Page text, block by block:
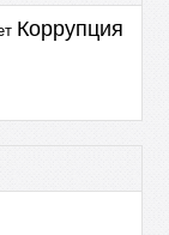
Коррупция